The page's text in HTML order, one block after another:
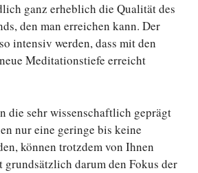
ganz erheblich die Qualität des
den man erreichen kann. Der
intensiv werden, dass mit den
Meditationstiefe erreicht
die sehr wissenschaftlich geprägt
nur eine geringe bis keine
können trotzdem von Ihnen
grundsätzlich darum den Fokus der